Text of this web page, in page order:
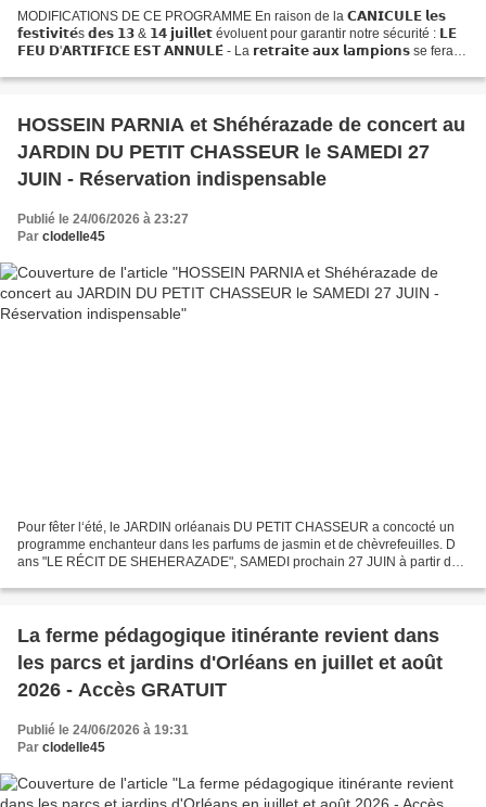
MODIFICATIONS DE CE PROGRAMME En raison de la 𝗖𝗔𝗡𝗜𝗖𝗨𝗟𝗘 𝗹𝗲𝘀
𝗳𝗲𝘀𝘁𝗶𝘃𝗶𝘁𝗲́s 𝗱𝗲𝘀 𝟭𝟯 & 𝟭𝟰 𝗷𝘂𝗶𝗹𝗹𝗲𝘁 évoluent pour garantir notre sécurité : 𝗟𝗘
𝗙𝗘𝗨 𝗗'𝗔𝗥𝗧𝗜𝗙𝗜𝗖𝗘 𝗘𝗦𝗧 𝗔𝗡𝗡𝗨𝗟𝗘́ - La 𝗿𝗲𝘁𝗿𝗮𝗶𝘁𝗲 𝗮𝘂𝘅 𝗹𝗮𝗺𝗽𝗶𝗼𝗻𝘀 se fera
HOSSEIN PARNIA et Shéhérazade de concert au
JARDIN DU PETIT CHASSEUR le SAMEDI 27
JUIN - Réservation indispensable
Publié le 24/06/2026 à 23:27
Par clodelle45
Pour fêter l‘été, le JARDIN orléanais DU PETIT CHASSEUR a concocté un
programme enchanteur dans les parfums de jasmin et de chèvrefeuilles. D
ans "LE RÉCIT DE SHEHERAZADE", SAMEDI prochain 27 JUIN à partir de
La ferme pédagogique itinérante revient dans
les parcs et jardins d'Orléans en juillet et août
2026 - Accès GRATUIT
Publié le 24/06/2026 à 19:31
Par clodelle45